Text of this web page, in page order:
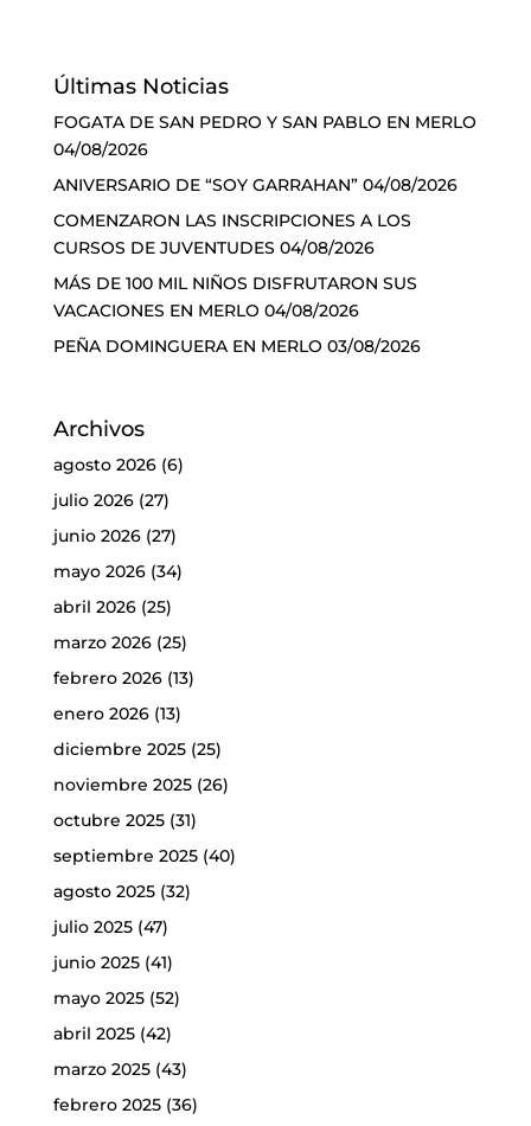
Últimas Noticias
FOGATA DE SAN PEDRO Y SAN PABLO EN MERLO
04/08/2026
ANIVERSARIO DE “SOY GARRAHAN” 04/08/2026
COMENZARON LAS INSCRIPCIONES A LOS
CURSOS DE JUVENTUDES 04/08/2026
MÁS DE 100 MIL NIÑOS DISFRUTARON SUS
VACACIONES EN MERLO 04/08/2026
PEÑA DOMINGUERA EN MERLO 03/08/2026
Archivos
agosto 2026(6)
julio 2026(27)
junio 2026(27)
mayo 2026(34)
abril 2026(25)
marzo 2026(25)
febrero 2026(13)
enero 2026(13)
diciembre 2025(25)
noviembre 2025(26)
octubre 2025(31)
septiembre 2025(40)
agosto 2025(32)
julio 2025(47)
junio 2025(41)
mayo 2025(52)
abril 2025(42)
marzo 2025(43)
febrero 2025(36)